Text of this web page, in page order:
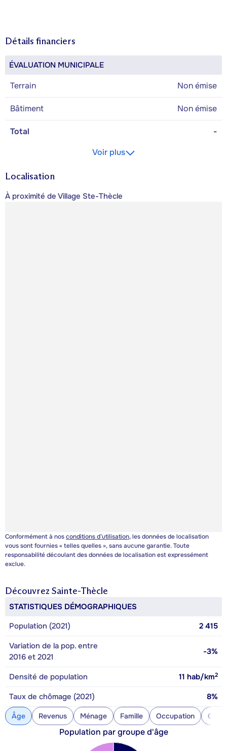
Détails financiers
ÉVALUATION MUNICIPALE
Terrain Non émise
Bâtiment Non émise
Total
-
Voir plus
Localisation
À proximité de Village Ste-Thècle
Conformément à nosconditions d’utilisation, les données de localisation
vous sont fournies « telles quelles », sans aucune garantie. Toute
responsabilité découlant des données de localisation est expressément
exclue.
Découvrez Sainte-Thècle
STATISTIQUES DÉMOGRAPHIQUES
Population (2021)
2 415
Variation de la pop. entre
2016 et 2021
-3%
Densité de population 11 hab/km2
Taux de chômage (2021) 8%
Âge Revenus Ménage Famille Occupation
Population par groupe d'âge